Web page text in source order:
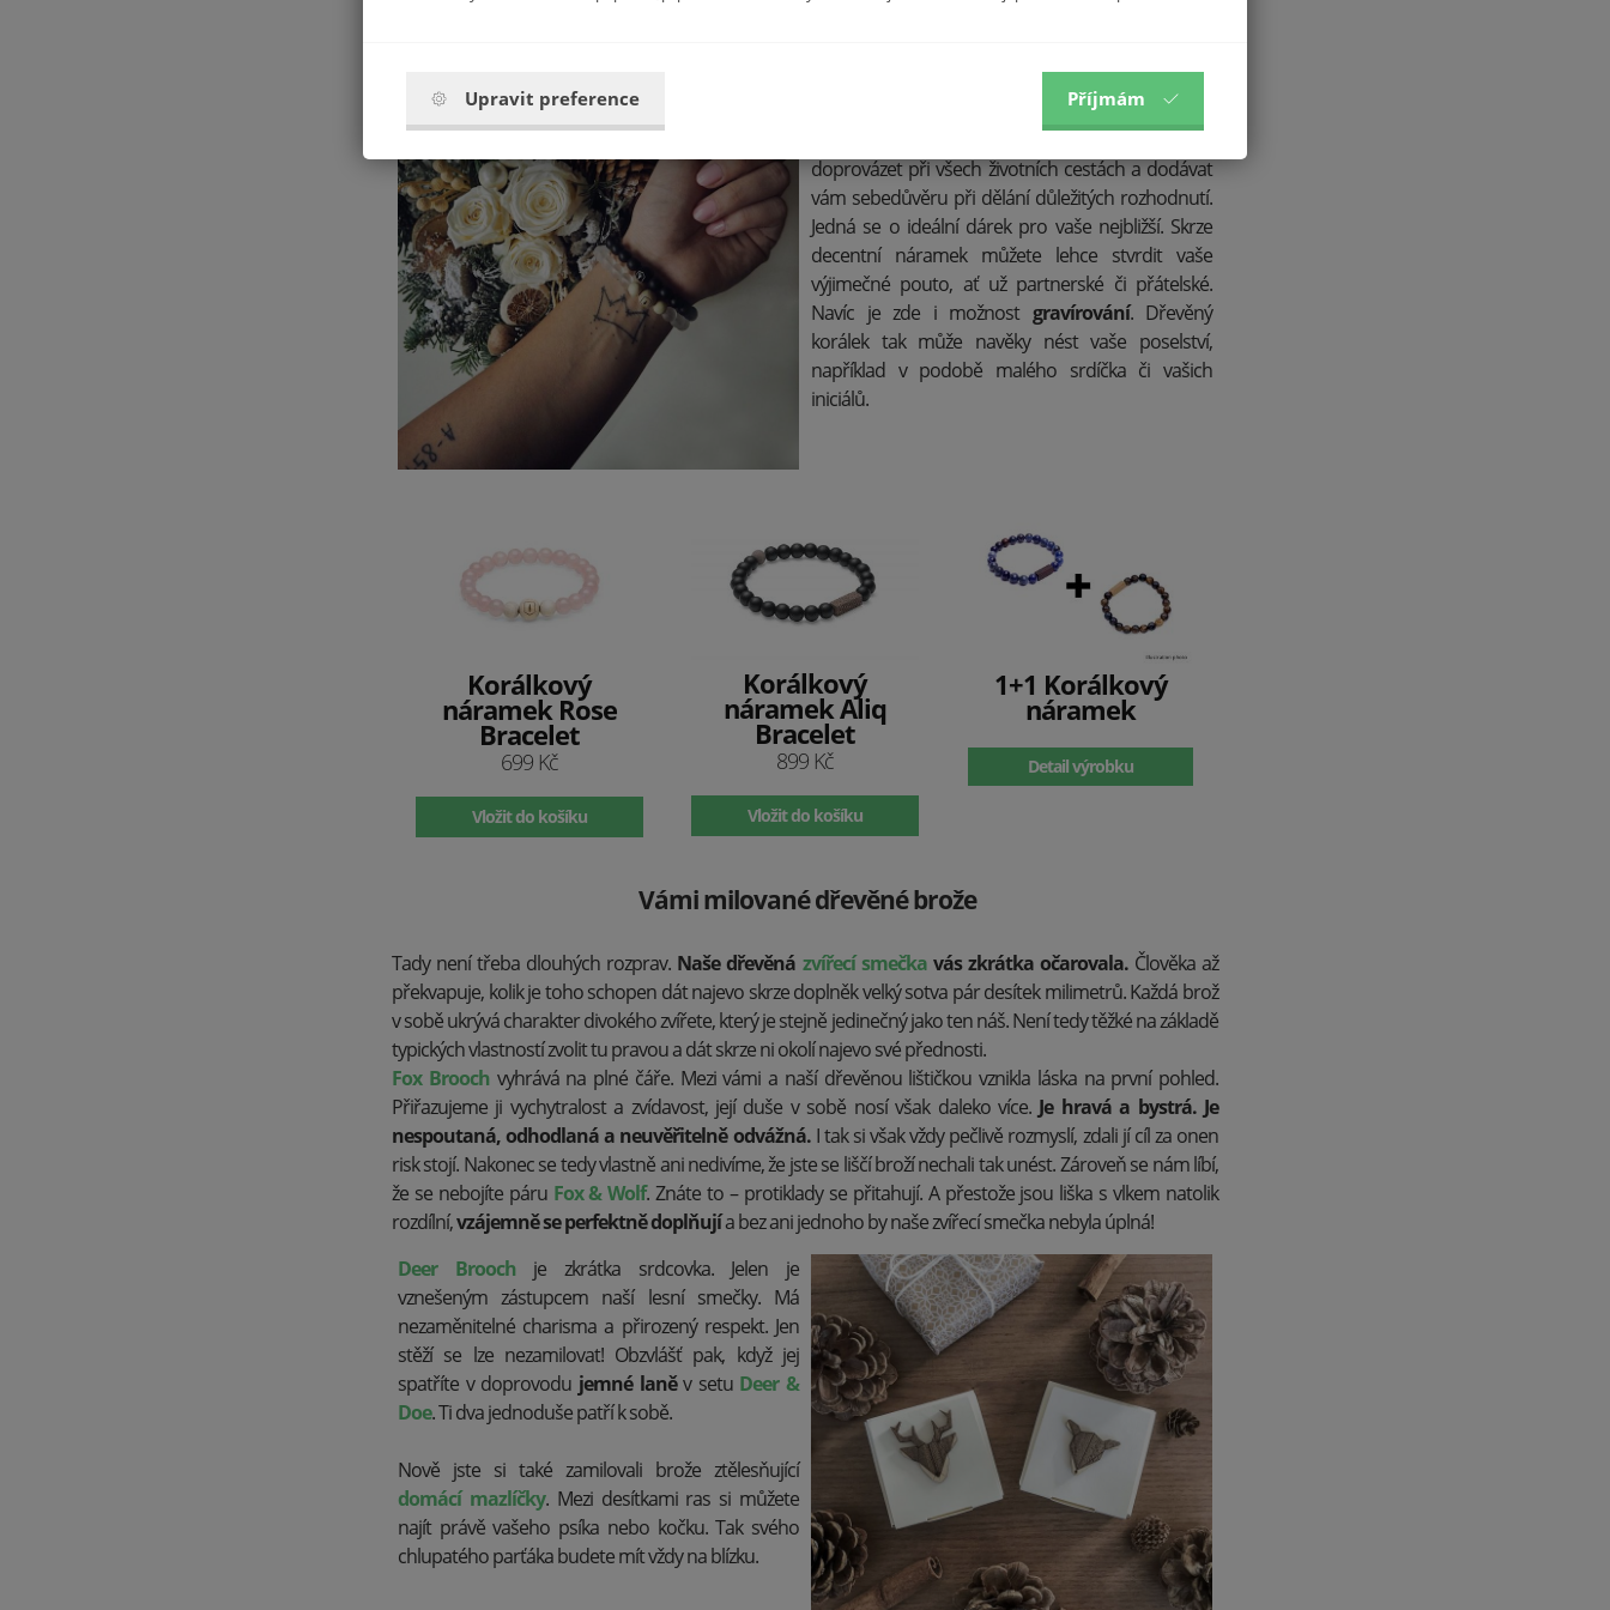
příběh v něm pak bude nesmazatelně vryt. Přestože se tedy jedná o malý doplněk, nese v sobě velká
nejjednodušším designu, a přesto působí, že
doprovázet při všech životních cestách a dodávat
vám sebedůvěru při dělání důležitých rozhodnutí.
Jedná se o ideální dárek pro vaše nejbližší. Skrze
decentní náramek můžete lehce stvrdit vaše
výjimečné pouto, ať už partnerské či přátelské.
Navíc je zde i možnost gravírování. Dřevěný
korálek tak může navěky nést vaše poselství,
například v podobě malého srdíčka či vašich
iniciálů.
Korálkový
náramek Rose
Bracelet
699 Kč
Vložit do košíku
Korálkový
náramek Aliq
Bracelet
899 Kč
Vložit do košíku
1+1 Korálkový
náramek
Detail výrobku
Vámi milované dřevěné brože
Tady není třeba dlouhých rozprav. Naše dřevěná zvířecí smečkavás zkrátka očarovala.Člověka až
překvapuje, kolik je toho schopen dát najevo skrze doplněk velký sotva pár desítek milimetrů. Každá brož
v sobě ukrývá charakter divokého zvířete, který je stejně jedinečný jako ten náš. Není tedy těžké na základě
typických vlastností zvolit tu pravou a dát skrze ni okolí najevo své přednosti.
Fox Brooch vyhrává na plné čáře. Mezi vámi a naší dřevěnou lištičkou vznikla láska na první pohled.
Přiřazujeme ji vychytralost a zvídavost, její duše v sobě nosí však daleko více.Je hravá a bystrá. Je
nespoutaná, odhodlaná a neuvěřitelně odvážná.I tak si však vždy pečlivě rozmyslí, zdali jí cíl za onen
risk stojí. Nakonec se tedy vlastně ani nedivíme, že jste se liščí broží nechali tak unést. Zároveň se nám líbí,
že se nebojíte páru Fox & Wolf. Znáte to – protiklady se přitahují. A přestože jsou liška s vlkem natolik
rozdílní,vzájemně se perfektně doplňujía bez ani jednoho by naše zvířecí smečka nebyla úplná!
Deer Broochje zkrátka srdcovka. Jelen je
vznešeným zástupcem naší lesní smečky. Má
nezaměnitelné charisma a přirozený respekt. Jen
stěží se lze nezamilovat! Obzvlášť pak, když jej
spatříte v doprovodu jemné laněv setu Deer &
Doe. Ti dva jednoduše patří k sobě.
Nově jste si také zamilovali brože ztělesňující
domácí mazlíčky. Mezi desítkami ras si můžete
najít právě vašeho psíka nebo kočku. Tak svého
chlupatého parťáka budete mít vždy na blízku.
Upravit preference Příjmám